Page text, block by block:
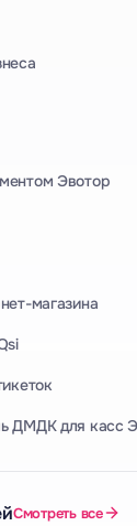
Эвотор
магазина
ДМДК для касс
Смотреть все